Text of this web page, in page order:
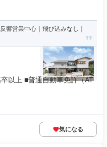
響営業中心｜飛び込みなし｜
以上 ■普通自動車免許（AT
気になる